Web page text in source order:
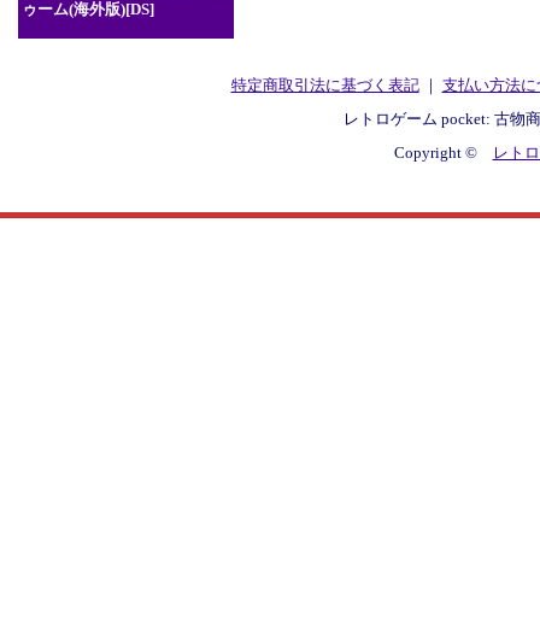
ゥーム(海外版)[DS]
特定商取引法に基づく表記｜ 支払い方法に
レトロゲーム pocket: 古物
Copyright ©
レト